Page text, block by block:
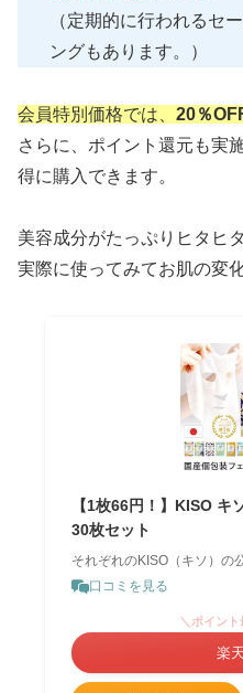
（定期的に行われるセ
ングもあります。）
会員特別価格では、 20％
さらに、ポイント還元も実
得に購入できます。
美容成分がたっぷりヒタヒ
実際に使ってみてお肌の変
【1枚66円！】KISO キ
30枚セット
それぞれのKISO（キソ）の
口コミを見る
＼ポイント
楽